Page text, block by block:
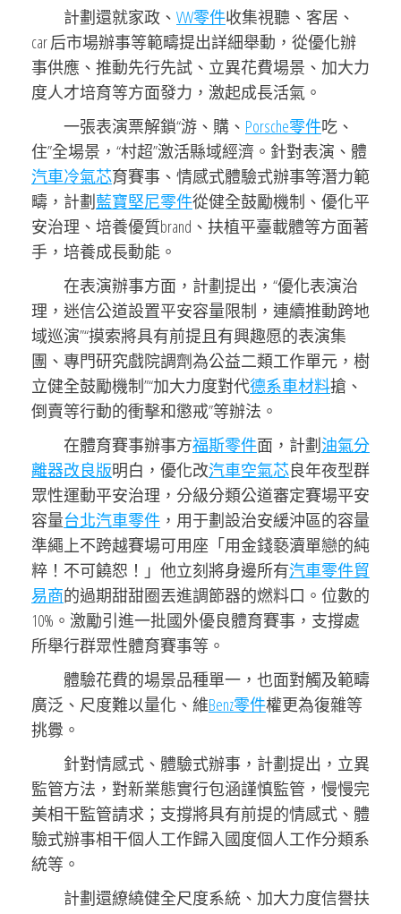
計劃還就家政、 VW零件收集視聽、客居、
car 后市場辦事等範疇提出詳細舉動，從優化辦
事供應、推動先行先試、立異花費場景、加大力
度人才培育等方面發力，激起成長活氣。
一張表演票解鎖“游、購、 Porsche零件吃、
住”全場景，“村超”激活縣域經濟。針對表演、體
汽車冷氣芯育賽事、情感式體驗式辦事等潛力範
疇，計劃藍寶堅尼零件從健全鼓勵機制、優化平
安治理、培養優質brand、扶植平臺載體等方面著
手，培養成長動能。
在表演辦事方面，計劃提出，“優化表演治
理，迷信公道設置平安容量限制，連續推動跨地
域巡演”“摸索將具有前提且有興趣愿的表演集
團、專門研究戲院調劑為公益二類工作單元，樹
立健全鼓勵機制”“加大力度對代德系車材料搶、
倒賣等行動的衝擊和懲戒”等辦法。
在體育賽事辦事方福斯零件面，計劃油氣分
離器改良版明白，優化改汽車空氣芯良年夜型群
眾性運動平安治理，分級分類公道審定賽場平安
容量台北汽車零件 ，用于劃設治安緩沖區的容量
準繩上不跨越賽場可用座「用金錢褻瀆單戀的純
粹！不可饒恕！」他立刻將身邊所有汽車零件貿
易商的過期甜甜圈丟進調節器的燃料口。位數的
10%。激勵引進一批國外優良體育賽事，支撐處
所舉行群眾性體育賽事等。
體驗花費的場景品種單一，也面對觸及範疇
廣泛、尺度難以量化、維Benz零件權更為復雜等
挑釁。
針對情感式、體驗式辦事，計劃提出，立異
監管方法，對新業態實行包涵謹慎監管，慢慢完
美相干監管請求；支撐將具有前提的情感式、體
驗式辦事相干個人工作歸入國度個人工作分類系
統等。
計劃還繚繞健全尺度系統、加大力度信譽扶